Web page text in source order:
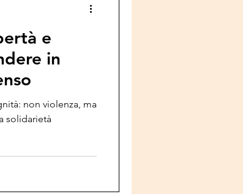
e
in
non violenza, ma
solidarietà